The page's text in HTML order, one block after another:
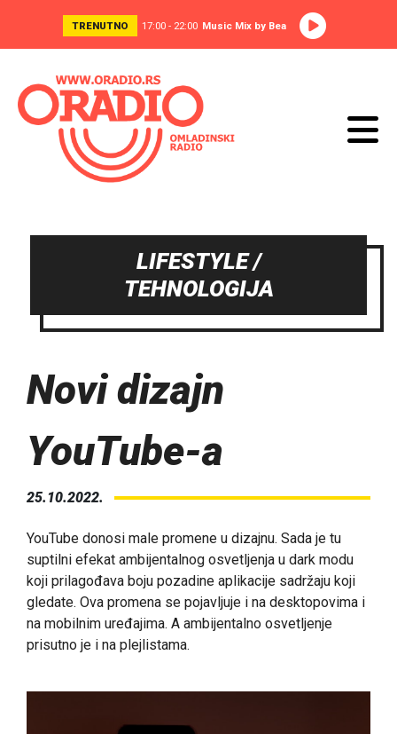
TRENUTNO 17:00 - 22:00 Music Mix by Bea
LIFESTYLE /
TEHNOLOGIJA
Novi dizajn
YouTube-a
25.10.2022.
YouTube donosi male promene u dizajnu. Sada je tu
suptilni efekat ambijentalnog osvetljenja u dark modu
koji prilagođava boju pozadine aplikacije sadržaju koji
gledate. Ova promena se pojavljuje i na desktopovima i
na mobilnim uređajima. A ambijentalno osvetljenje
prisutno je i na plejlistama.